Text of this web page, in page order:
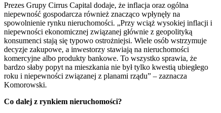
Prezes Grupy Cirrus Capital dodaje, że inflacja oraz ogólna
niepewność gospodarcza również znacząco wpłynęły na
spowolnienie rynku nieruchomości. „Przy wciąż wysokiej inflacji i
niepewności ekonomicznej związanej głównie z geopolityką
konsumenci stają się typowo ostrożniejsi. Wiele osób wstrzymuje
decyzje zakupowe, a inwestorzy stawiają na nieruchomości
komercyjne albo produkty bankowe. To wszystko sprawia, że
bardzo słaby popyt na mieszkania nie był tylko kwestią ubiegłego
roku i niepewności związanej z planami rządu” – zaznacza
Komorowski.
Co dalej z rynkiem nieruchomości?